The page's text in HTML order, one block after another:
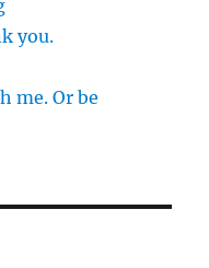
you.
me. Or be